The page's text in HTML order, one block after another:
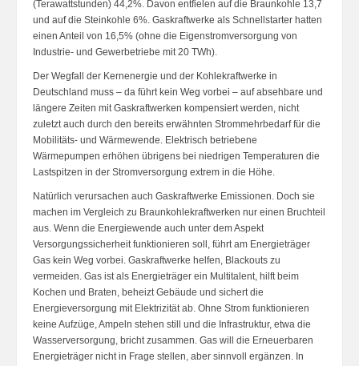
(Terawattstunden) 44,2%. Davon entfielen auf die Braunkohle 13,7
und auf die Steinkohle 6%. Gaskraftwerke als Schnellstarter hatten
einen Anteil von 16,5% (ohne die Eigenstromversorgung von
Industrie- und Gewerbetriebe mit 20 TWh).
Der Wegfall der Kernenergie und der Kohlekraftwerke in
Deutschland muss – da führt kein Weg vorbei – auf absehbare und
längere Zeiten mit Gaskraftwerken kompensiert werden, nicht
zuletzt auch durch den bereits erwähnten Strommehrbedarf für die
Mobilitäts- und Wärmewende. Elektrisch betriebene
Wärmepumpen erhöhen übrigens bei niedrigen Temperaturen die
Lastspitzen in der Stromversorgung extrem in die Höhe.
Natürlich verursachen auch Gaskraftwerke Emissionen. Doch sie
machen im Vergleich zu Braunkohlekraftwerken nur einen Bruchteil
aus. Wenn die Energiewende auch unter dem Aspekt
Versorgungssicherheit funktionieren soll, führt am Energieträger
Gas kein Weg vorbei. Gaskraftwerke helfen, Blackouts zu
vermeiden. Gas ist als Energieträger ein Multitalent, hilft beim
Kochen und Braten, beheizt Gebäude und sichert die
Energieversorgung mit Elektrizität ab. Ohne Strom funktionieren
keine Aufzüge, Ampeln stehen still und die Infrastruktur, etwa die
Wasserversorgung, bricht zusammen. Gas will die Erneuerbaren
Energieträger nicht in Frage stellen, aber sinnvoll ergänzen. In